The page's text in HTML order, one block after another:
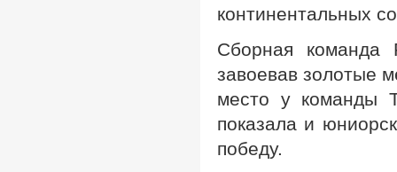
континентальных
Сборная команда
завоевав золотые
место у команды
показала и
победу.